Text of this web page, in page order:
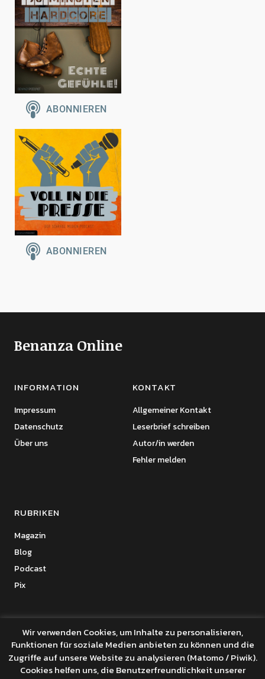
Benanza Online
INFORMATION
Impressum
Datenschutz
Über uns
KONTAKT
Allgemeiner Kontakt
Leserbrief schreiben
Autor/in werden
Fehler melden
RUBRIKEN
Magazin
Blog
Podcast
Pix
Copyright © 2026 Benanza Online
Datenschutz
Powered by WordPress
Wir verwenden Cookies, um Inhalte zu personalisieren,
Funktionen für soziale Medien anbieten zu können und die
Zugriffe auf unsere Website zu analysieren (Matomo / Piwik).
Cookies helfen uns, die Benutzerfreundlichkeit unserer